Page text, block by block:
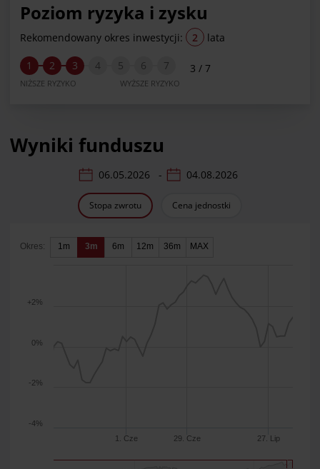
Poziom ryzyka i zysku
Rekomendowany okres inwestycji: 2 lata
1 2 3 4 5 6 7
NIŻSZE RYZYKO WYŻSZE RYZYKO
3 / 7
Wyniki funduszu
data od: - data do:
Stopa zwrotu Cena jednostki
Okres: 1m 3m 6m 12m 36m MAX
1. Cze 29. Cze 27. Lip
-4%
-2%
0%
+2%